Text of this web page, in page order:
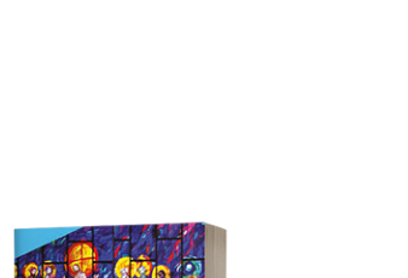
Cover image